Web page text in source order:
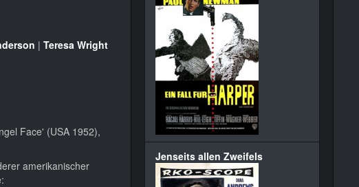
| Teresa Wright
Face' (USA 1952),
amerikanischer
Jenseits allen Zweifels